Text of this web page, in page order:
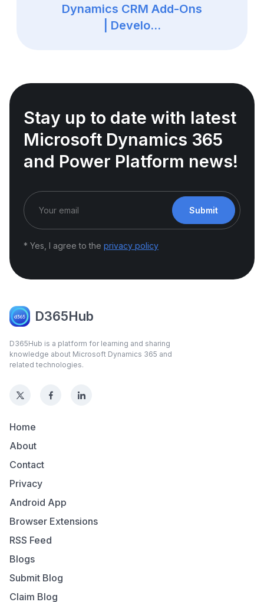
Dynamics CRM Add-Ons
| Develo...
Stay up to date with latest
Microsoft Dynamics 365
and Power Platform news!
Submit
* Yes, I agree to the privacy policy
D365Hub
D365Hub is a platform for learning and sharing
knowledge about Microsoft Dynamics 365 and
related technologies.
Home
About
Contact
Privacy
Android App
Browser Extensions
RSS Feed
Blogs
Submit Blog
Claim Blog